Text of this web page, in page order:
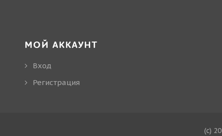
МОЙ АККАУНТ
Вход
Регистрация
(c)